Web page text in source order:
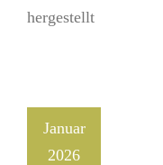
hergestellt
Januar
2026